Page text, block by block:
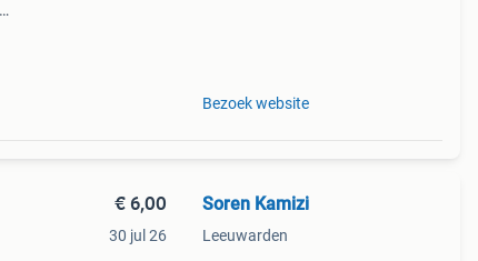
Bezoek website
€ 6,00
30 jul 26
Soren Kamizi
Leeuwarden